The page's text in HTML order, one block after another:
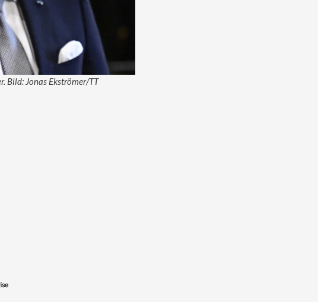
Bild: Jonas Ekströmer/TT